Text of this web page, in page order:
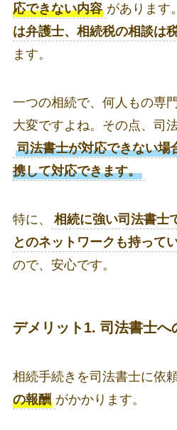
応できない内容 があります
は弁護士、相続税の相談は
ます。
一つの相続で、何人もの専
大変ですよね。その点、司
司法書士が対応できない場
携して対応できます。
特に、
相続に強い司法書士
とのネットワークも持って
ので、安心です。
デメリット1. 司法書士へ
相続手続きを司法書士に依
の報酬 がかかります。